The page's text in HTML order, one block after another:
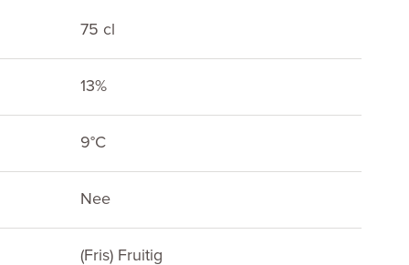
75 cl
13%
9°C
Nee
(Fris) Fruitig